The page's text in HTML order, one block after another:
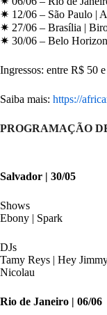
✷ 12/06 – São Paulo |
✷ 27/06 – Brasília |
✷ 30/06 – Belo
Ingressos: entre R$ 50
Saiba mais: https://
PROGRAMAÇÃO
Salvador | 30/05
Shows
Ebony | Spark
DJs
Tamy Reys | Hey
Nicolau
Rio de Janeiro | 06/06